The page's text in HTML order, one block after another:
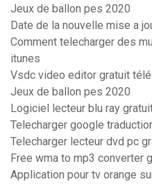
Jeux de ballon pes 2020
Date de la nouvelle mise a
Comment telecharger des
itunes
Vsdc video editor gratuit
Jeux de ballon pes 2020
Logiciel lecteur blu ray
Telecharger google
Telecharger lecteur dvd pc
Free wma to mp3 converter
Application pour tv orange